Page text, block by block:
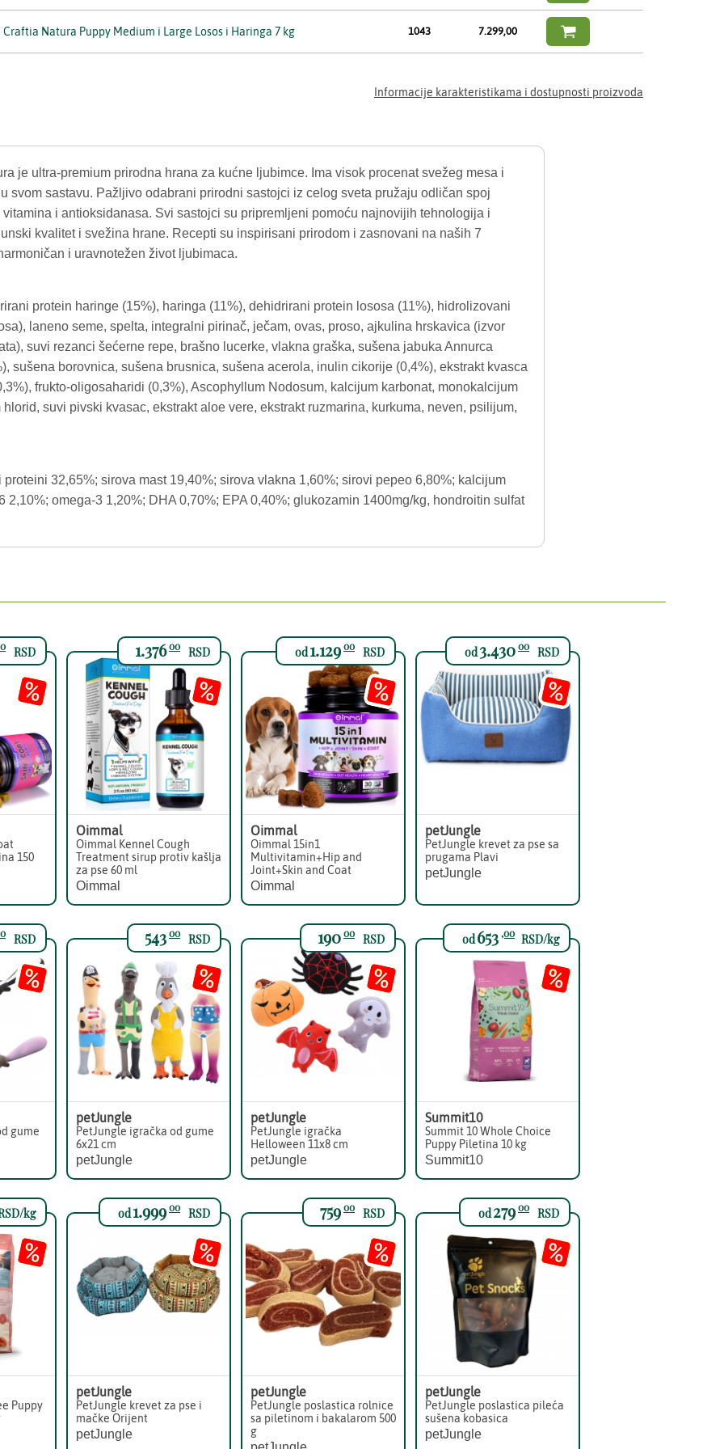
Craftia Natura Puppy Medium i Large Losos i Haringa 7 kg 1043 7.299,00 
Informacije karakteristikama i dostupnosti proizvoda
je ultra-premium prirodna hrana za kućne ljubimce. Ima visok procenat svežeg mesa i
svom sastavu. Pažljivo odabrani prirodni sastojci iz celog sveta pružaju odličan spoj
i antioksidanasa. Svi sastojci su pripremljeni pomoću najnovijih tehnologija i
kvalitet i svežina hrane. Recepti su inspirisani prirodom i zasnovani na naših 7
i uravnotežen život ljubimaca.
protein haringe (15%), haringa (11%), dehidrirani protein lososa (11%), hidrolizovani
laneno seme, spelta, integralni pirinač, ječam, ovas, proso, ajkulina hrskavica (izvor
suvi rezanci šećerne repe, brašno lucerke, vlakna graška, sušena jabuka Annurca
sušena borovnica, sušena brusnica, sušena acerola, inulin cikorije (0,4%), ekstrakt kvasca
frukto-oligosaharidi (0,3%), Ascophyllum Nodosum, kalcijum karbonat, monokalcijum
suvi pivski kvasac, ekstrakt aloe vere, ekstrakt ruzmarina, kurkuma, neven, psilijum,
proteini 32,65%; sirova mast 19,40%; sirova vlakna 1,60%; sirovi pepeo 6,80%; kalcijum
2,10%; omega-3 1,20%; DHA 0,70%; EPA 0,40%; glukozamin 1400mg/kg, hondroitin sulfat
RSD
150
1.37600 RSD
Oimmal
Oimmal Kennel Cough
Treatment sirup protiv kašlja
za pse 60 ml
Oimmal
od1.12900 RSD
Oimmal
Oimmal 15in1
Multivitamin+Hip and
Joint+Skin and Coat
Oimmal
od3.43000 RSD
petJungle
PetJungle krevet za pse sa
prugama Plavi
petJungle
RSD
gume
54300 RSD
petJungle
PetJungle igračka od gume
6x21 cm
petJungle
19000 RSD
petJungle
PetJungle igračka
Helloween 11x8 cm
petJungle
od653,00 RSD/kg
Summit10
Summit 10 Whole Choice
Puppy Piletina 10 kg
Summit10
kg
Puppy
od1.99900 RSD
petJungle
PetJungle krevet za pse i
mačke Orijent
petJungle
75900 RSD
petJungle
PetJungle poslastica rolnice
sa piletinom i bakalarom 500
g
od27900 RSD
petJungle
PetJungle poslastica pileća
sušena kobasica
petJungle